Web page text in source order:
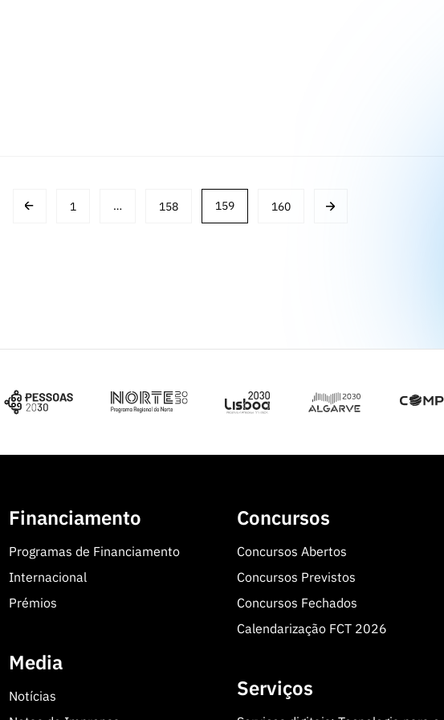
1 … 158 159 160
Financiamento
Programas de Financiamento
Internacional
Prémios
Media
Notícias
Concursos
Concursos Abertos
Concursos Previstos
Concursos Fechados
Calendarização FCT 2026
Serviços